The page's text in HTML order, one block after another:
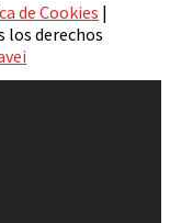
de Cookies |
los derechos